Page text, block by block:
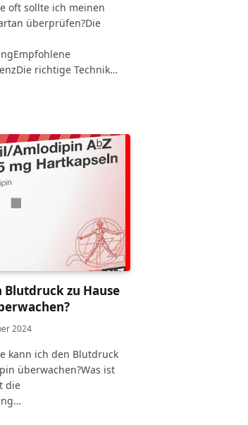
oft sollte ich meinen
überprüfen?Die
richtige Technik…
Blutdruck zu Hause
2024
kann ich den Blutdruck
überwachen?Was ist
die